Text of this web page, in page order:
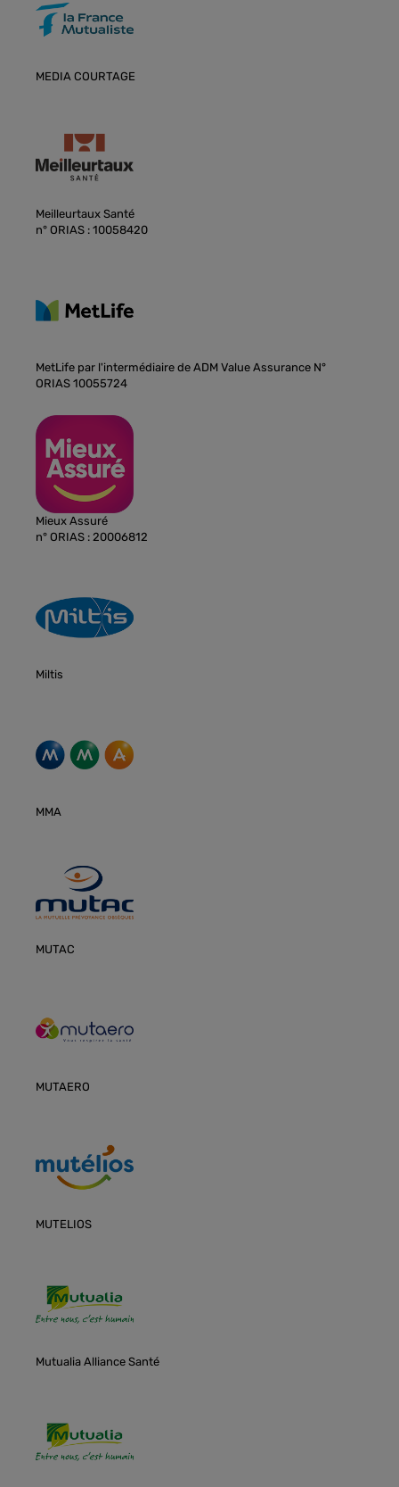
MEDIA COURTAGE
Meilleurtaux Santé
n° ORIAS : 10058420
MetLife par l'intermédiaire de ADM Value Assurance N°
ORIAS 10055724
Mieux Assuré
n° ORIAS : 20006812
Miltis
MMA
MUTAC
MUTAERO
MUTELIOS
Mutualia Alliance Santé